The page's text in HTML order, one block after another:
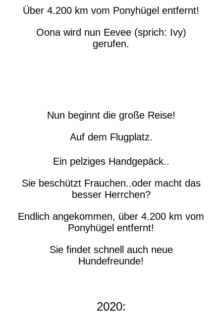
Über 4.200 km vom Ponyhügel entfernt!
Oona wird nun Eevee (sprich: Ivy)
gerufen.
Nun beginnt die große Reise!
Auf dem Flugplatz.
Ein pelziges Handgepäck..
Sie beschützt Frauchen..oder macht das
besser Herrchen?
Endlich angekommen, über 4.200 km vom
Ponyhügel entfernt!
Sie findet schnell auch neue
Hundefreunde!
2020: